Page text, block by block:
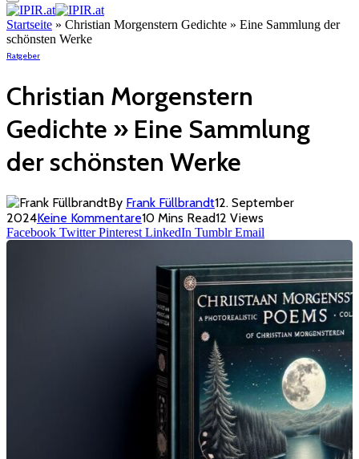
Startseite » Christian Morgenstern Gedichte » Eine Sammlung der
schönsten Werke
Ratgeber
Christian Morgenstern
Gedichte » Eine Sammlung
der schönsten Werke
By Frank Füllbrandt12. September
2024Keine Kommentare10 Mins Read12 Views
Facebook Twitter Pinterest LinkedIn Tumblr Email